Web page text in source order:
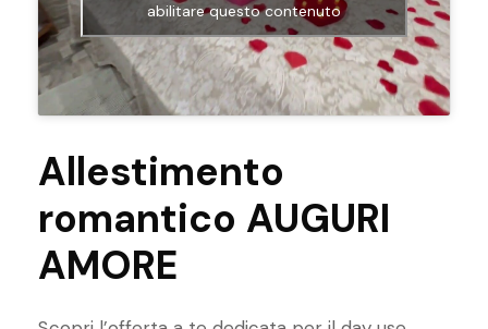
abilitare questo contenuto
Allestimento
romantico AUGURI
AMORE